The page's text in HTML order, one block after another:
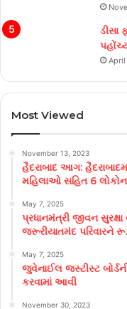
ડીસા
April
Most Viewed
November 13, 2023
હૈદરાબાદ આગ:
મહિલાઓ સહિત 6
May 7, 2025
પ્રધાનમંત્રી જીવન સુરક્ષા
જરૂરીયાતમંદ પરિવારને
May 7, 2025
જુવેનાઈલ જસ્ટીસ્ટ
કરવામાં આવી
November 30, 2023